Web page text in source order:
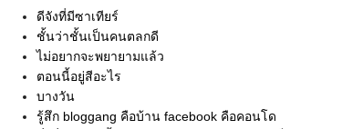
ดีจังที่มีซาเทียร์
ชั้นว่าชั้นเป็นคนตลกดี
ไม่อยากจะพยายามแล้ว
ตอนนี้อยู่สีอะไร
บางวัน
รู้สึก bloggang คือบ้าน facebook คือคอนโด